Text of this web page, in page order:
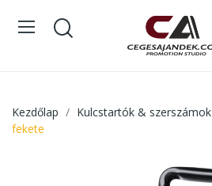
Kezdőlap Kulcstartók & szerszámok
fekete